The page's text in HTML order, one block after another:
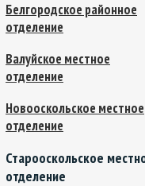
Белгородское районное
отделение
Валуйское местное
отделение
Новооскольское местное
отделение
Старооскольское
отделение